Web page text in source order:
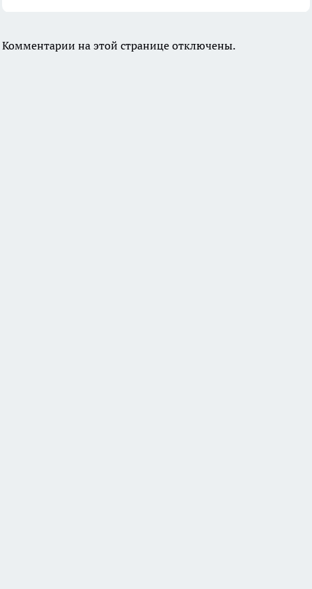
Комментарии на этой странице отключены.